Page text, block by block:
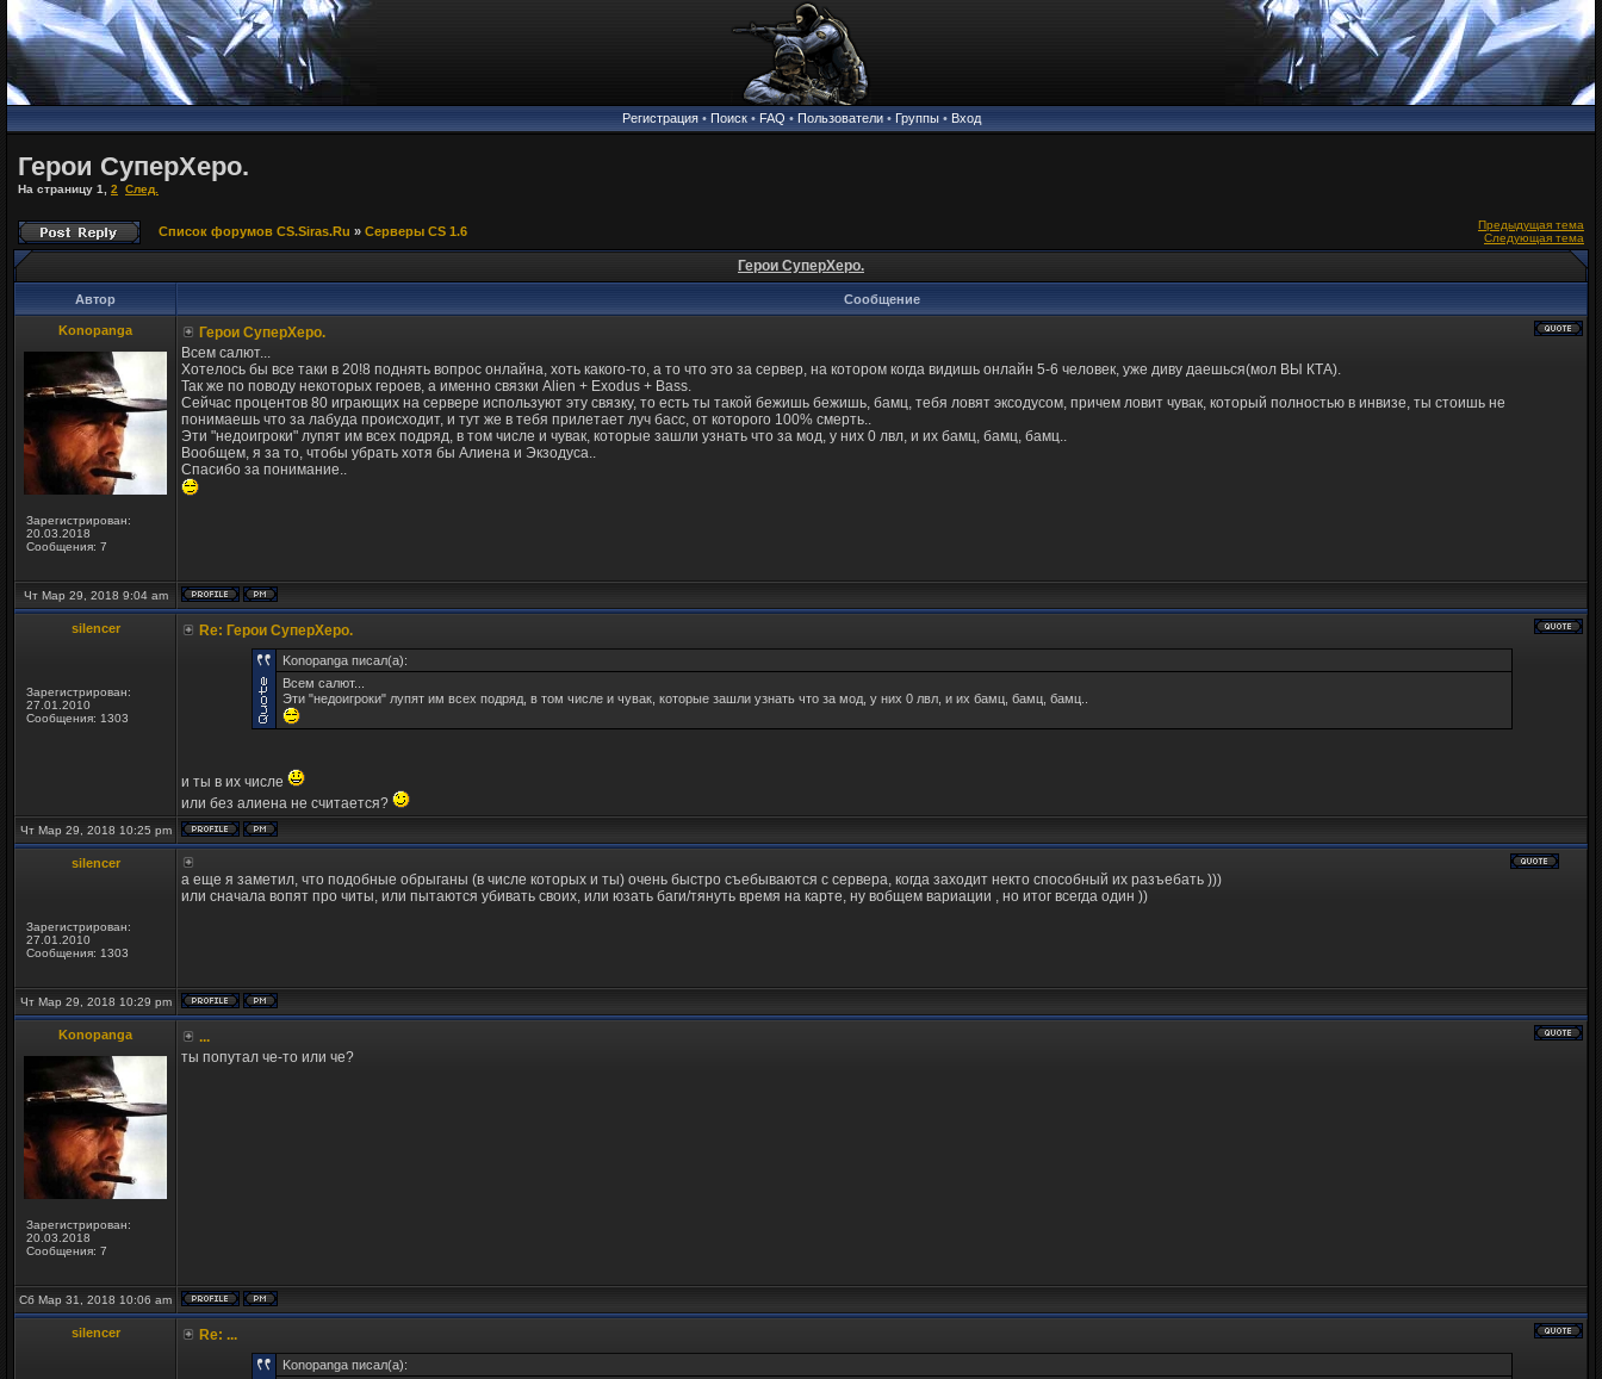
Регистрация• Поиск• FAQ • Пользователи• Группы• Вход
Герои СуперХеро.
На страницу 1 2 След.
Список форумов CS.Siras.Ru » Серверы CS 1.6
Предыдущая тема
Следующая тема
Герои СуперХеро.
Автор Сообщение
Konopanga
Зарегистрирован:
20.03.2018
Сообщения: 7
Герои СуперХеро.
Всем салют...
Хотелось бы все таки в 20!8 поднять вопрос онлайна, хоть какого-то, а то что это за сервер, на котором когда видишь онлайн 5-6 человек, уже диву даешься(мол ВЫ КТА).
Так же по поводу некоторых героев, а именно связки Alien + Exodus + Bass.
Сейчас процентов 80 играющих на сервере используют эту связку, то есть ты такой бежишь бежишь, бамц, тебя ловят эксодусом, причем ловит чувак, который полностью в инвизе, ты стоишь не
понимаешь что за лабуда происходит, и тут же в тебя прилетает луч басс, от которого 100% смерть..
Эти "недоигроки" лупят им всех подряд, в том числе и чувак, которые зашли узнать что за мод, у них 0 лвл, и их бамц, бамц, бамц..
Вообщем, я за то, чтобы убрать хотя бы Алиена и Экзодуса..
Спасибо за понимание..
Чт Мар 29, 2018 9:04 am
silencer
Зарегистрирован:
27.01.2010
Сообщения: 1303
Re: Герои СуперХеро.
Konopanga писал(а):
Всем салют...
Эти "недоигроки" лупят им всех подряд, в том числе и чувак, которые зашли узнать что за мод, у них 0 лвл, и их бамц, бамц, бамц..
и ты в их числе
или без алиена не считается?
Чт Мар 29, 2018 10:25 pm
silencer
Зарегистрирован:
27.01.2010
Сообщения: 1303
а еще я заметил, что подобные обрыганы (в числе которых и ты) очень быстро съебываются с сервера, когда заходит некто способный их разъебать )))
или сначала вопят про читы, или пытаются убивать своих, или юзать баги/тянуть время на карте, ну вобщем вариации , но итог всегда один ))
Чт Мар 29, 2018 10:29 pm
Konopanga
Зарегистрирован:
20.03.2018
Сообщения: 7
...
ты попутал че-то или че?
Сб Мар 31, 2018 10:06 am
silencer Re: ...
Konopanga писал(а):